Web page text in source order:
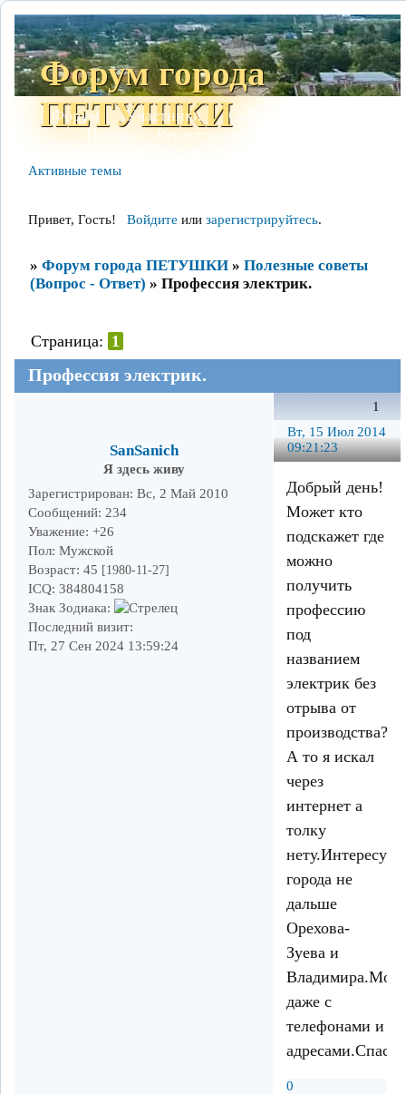
Форум города
ПЕТУШКИ
Форум Участники Сайт
Поиск
Регистрация
Активные темы
Привет, Гость! Войдите или зарегистрируйтесь.
» Форум города ПЕТУШКИ » Полезные советы
(Вопрос - Ответ) » Профессия электрик.
Профессия электрик.
Страница: 1
1
Вт, 15 Июл 2014
09:21:23
SanSanich
Я здесь живу
Зарегистрирован: Вс, 2 Май 2010
Сообщений: 234
Уважение: +26
Пол: Мужской
Возраст: 45 [1980-11-27]
ICQ: 384804158
Знак Зодиака:
Последний визит:
Пт, 27 Сен 2024 13:59:24
Добрый день!
Может кто
подскажет где
можно
получить
профессию
под
названием
электрик без
отрыва от
производства?
А то я искал
через
интернет а
толку
нету.Интересует
города не
дальше
Орехова-
Зуева и
даже с
телефонами и
0